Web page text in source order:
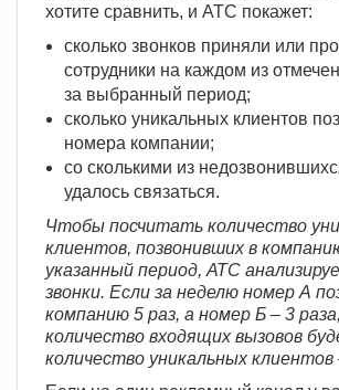
хотите сравнить, и АТС покажет:
сколько звонков приняли или
сотрудники на каждом из
за выбранный период;
сколько уникальных клиентов
номера компании;
со сколькими из
удалось связаться.
Чтобы посчитать количество
клиентов, позвонивших в
указанный период, АТС
звонки. Если за неделю номер А
компанию 5 раз, а номер Б – 3
количество входящих вызовов
количество уникальных клиентов